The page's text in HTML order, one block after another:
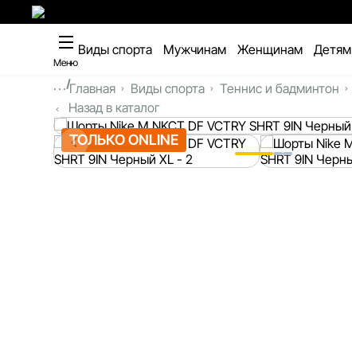
Меню
Виды спорта Мужчинам Женщинам Детям
...Главная Виды спорта Теннис и бадминтон
Назад в каталог
ТОЛЬКО ONLINE